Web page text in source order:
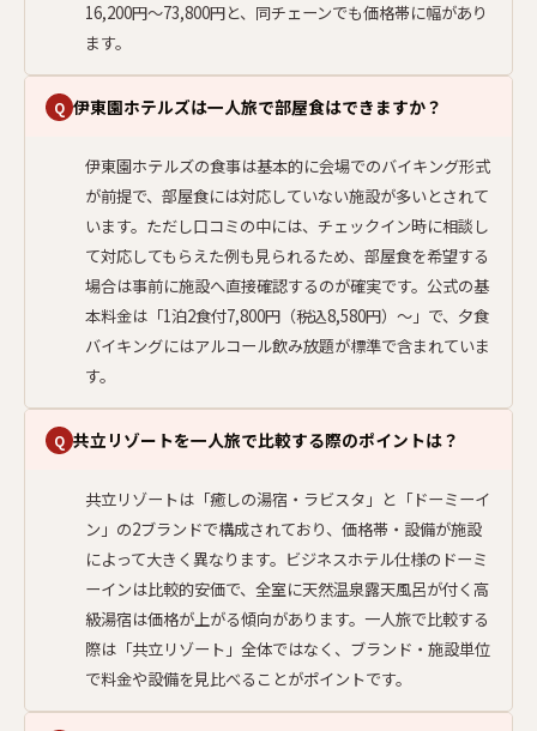
16,200円〜73,800円と、同チェーンでも価格帯に幅があり
ます。
Q 伊東園ホテルズは一人旅で部屋食はできますか？
伊東園ホテルズの食事は基本的に会場でのバイキング形式
が前提で、部屋食には対応していない施設が多いとされて
います。ただし口コミの中には、チェックイン時に相談し
て対応してもらえた例も見られるため、部屋食を希望する
場合は事前に施設へ直接確認するのが確実です。公式の基
本料金は「1泊2食付7,800円（税込8,580円）〜」で、夕食
バイキングにはアルコール飲み放題が標準で含まれていま
す。
Q 共立リゾートを一人旅で比較する際のポイントは？
共立リゾートは「癒しの湯宿・ラビスタ」と「ドーミーイ
ン」の2ブランドで構成されており、価格帯・設備が施設
によって大きく異なります。ビジネスホテル仕様のドーミ
ーインは比較的安価で、全室に天然温泉露天風呂が付く高
級湯宿は価格が上がる傾向があります。一人旅で比較する
際は「共立リゾート」全体ではなく、ブランド・施設単位
で料金や設備を見比べることがポイントです。